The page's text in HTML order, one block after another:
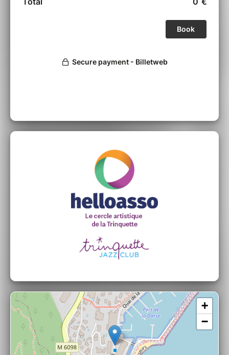
Daniel DRAY : Batterie
+
−